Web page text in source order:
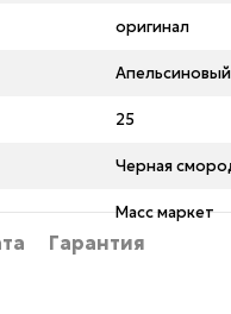
оригинал
25
Черная
Масс маркет
Гарантия